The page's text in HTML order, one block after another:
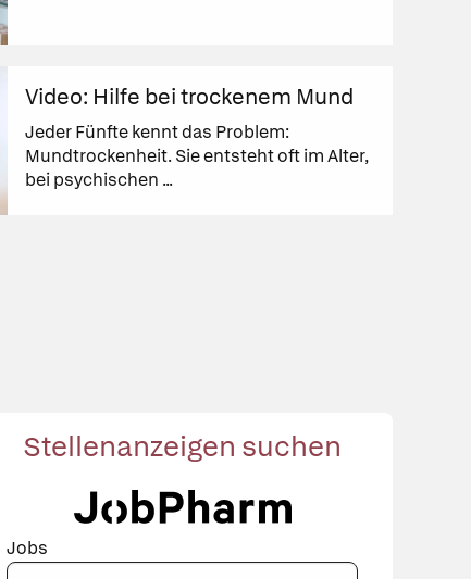
Video: Hilfe bei trockenem Mund
Jeder Fünfte kennt das Problem:
Mundtrockenheit. Sie entsteht oft im Alter,
bei psychischen ...
Stellenanzeigen suchen
Jobs
Suchbegriff